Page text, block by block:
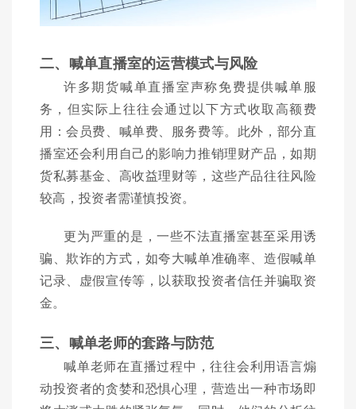
二、喊单直播室的运营模式与风险
许多期货喊单直播室声称免费提供喊单服
务，但实际上往往会通过以下方式收取高额费
用：会员费、喊单费、服务费等。此外，部分直
播室还会利用自己的影响力推销理财产品，如期
货私募基金、高收益理财等，这些产品往往风险
较高，投资者需谨慎投资。
更为严重的是，一些不法直播室甚至采用诱
骗、欺诈的方式，如夸大喊单准确率、造假喊单
记录、虚假宣传等，以获取投资者信任并骗取资
金。
三、喊单老师的套路与防范
喊单老师在直播过程中，往往会利用语言煽
动投资者的贪婪和恐惧心理，营造出一种市场即